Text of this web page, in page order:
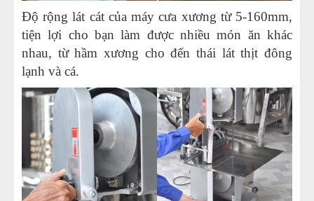
Độ rộng lát cát của máy cưa xương từ 5-160mm,
tiện lợi cho bạn làm được nhiều món ăn khác
nhau, từ hầm xương cho đến thái lát thịt đông
lạnh và cá.